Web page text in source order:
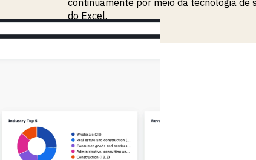
do Excel.